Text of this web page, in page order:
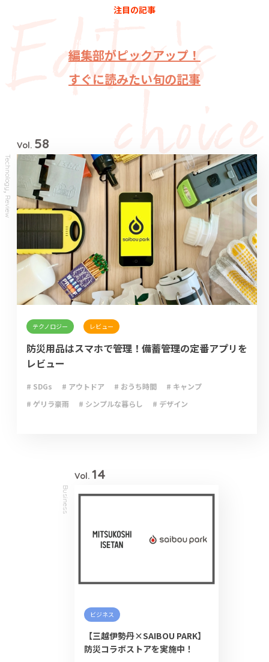
注目の記事
編集部がピックアップ！
すぐに読みたい旬の記事
Technology
,
Review
Vol. 58
テクノロジー レビュー
防災用品はスマホで管理！備蓄管理の定番アプリを
レビュー
# SDGs # アウトドア # おうち時間
# キャンプ
# ゲリラ豪雨
# シンプルな暮らし
# デザイン
Business
Vol. 14
ビジネス
【三越伊勢丹×SAIBOU PARK】
防災コラボストアを実施中！